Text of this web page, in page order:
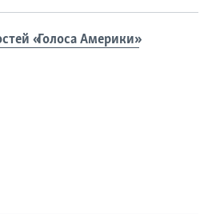
«Голоса Америки»